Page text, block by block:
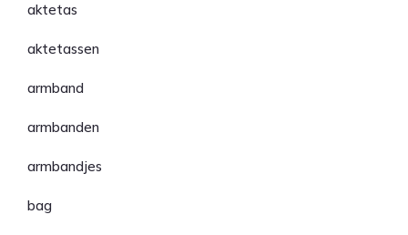
aktetas
aktetassen
armband
armbanden
armbandjes
bag